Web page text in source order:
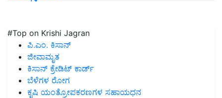
#Top on Krishi Jagran
ಪಿ.ಎಂ. ಕಿಸಾನ್
ಜೀವಾಮೃತ
ಕಿಸಾನ್ ಕ್ರೇಡಿಟ್ ಕಾರ್ಡ್
ಬೆಳೆಗಳ ರೋಗ
ಕೃಷಿ ಯಂತ್ರೋಪಕರಣಗಳ ಸಹಾಯಧನ